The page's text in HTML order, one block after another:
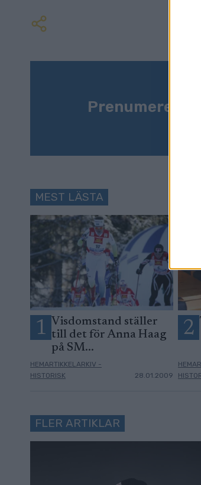
Prenumerera
MEST LÄSTA
1 Visdomstand ställer
till det för Anna Haag
på SM...
HEMARTIKKELARKIV -
HISTORISK
28.01.2009
2
FLER ARTIKLAR